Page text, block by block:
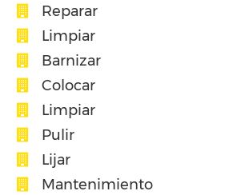
Reparar
Limpiar
Barnizar
Colocar
Limpiar
Pulir
Lijar
Mantenimiento